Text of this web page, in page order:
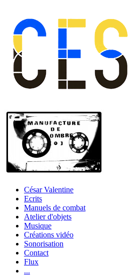
César Valentine
Ecrits
Manuels de combat
Atelier d'objets
Musique
Créations vidéo
Sonorisation
Contact
Flux
...